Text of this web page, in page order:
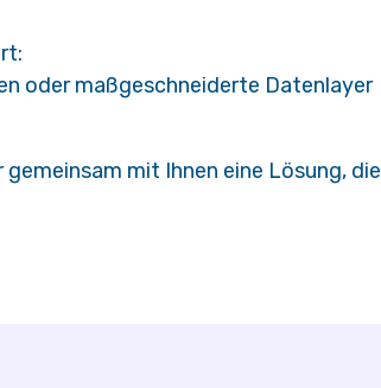
oder maßgeschneiderte Datenlayer
mit Ihnen eine Lösung, die